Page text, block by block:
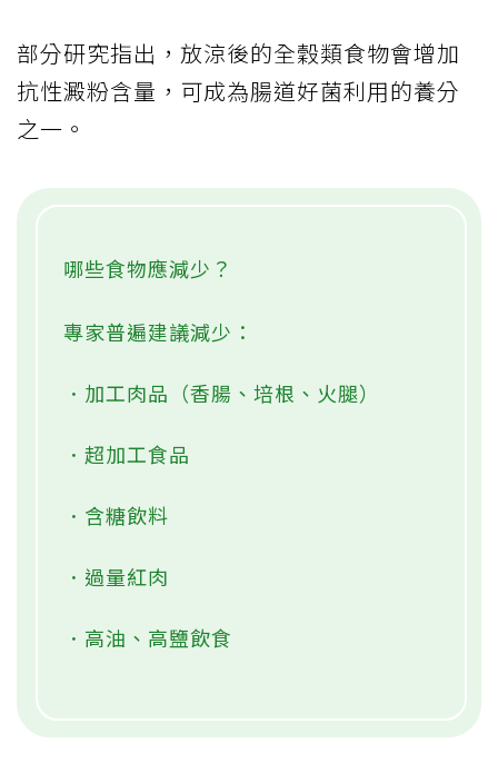
部分研究指出，放涼後的全穀類食物會增加
抗性澱粉含量，可成為腸道好菌利用的養分
之一。
哪些食物應減少？
專家普遍建議減少：
．加工肉品（香腸、培根、火腿）
．超加工食品
．含糖飲料
．過量紅肉
．高油、高鹽飲食